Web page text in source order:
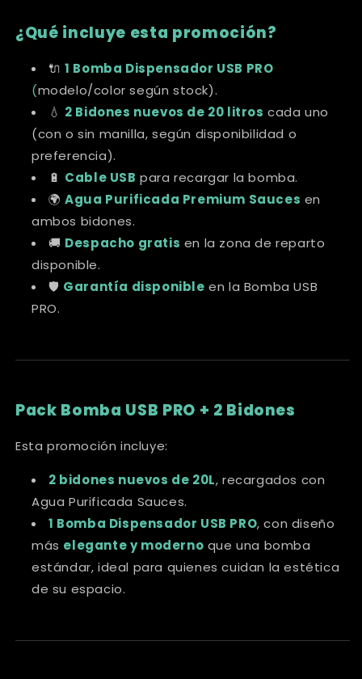
¿Qué incluye esta promoción?
🔌1 Bomba Dispensador USB PRO
(modelo/color según stock).
💧 2 Bidones nuevos de 20 litros cada uno
(con o sin manilla, según disponibilidad o
preferencia).
🔋 Cable USB para recargar la bomba.
🌍Agua Purificada Premium Sauces en
ambos bidones.
🚚 Despacho gratis en la zona de reparto
disponible.
🛡️ Garantía disponible en la Bomba USB
PRO.
Pack Bomba USB PRO + 2 Bidones
Esta promoción incluye:
2 bidones nuevos de 20L, recargados con
Agua Purificada Sauces.
1 Bomba Dispensador USB PRO, con diseño
más elegante y moderno que una bomba
estándar, ideal para quienes cuidan la estética
de su espacio.